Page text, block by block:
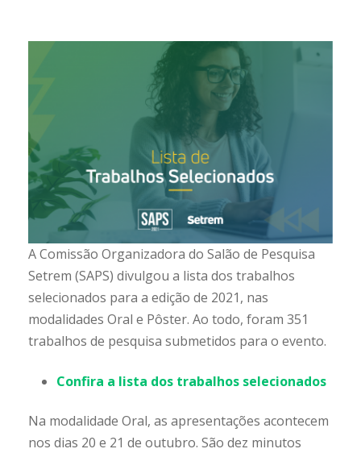
A Comissão Organizadora do Salão de Pesquisa
Setrem (SAPS) divulgou a lista dos trabalhos
selecionados para a edição de 2021, nas
modalidades Oral e Pôster. Ao todo, foram 351
trabalhos de pesquisa submetidos para o evento.
Confira a lista dos trabalhos selecionados
Na modalidade Oral, as apresentações acontecem
nos dias 20 e 21 de outubro. São dez minutos